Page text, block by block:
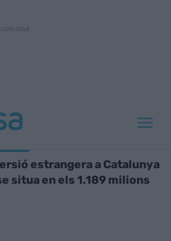
estrangera a Catalunya
situa en els 1.189 milions